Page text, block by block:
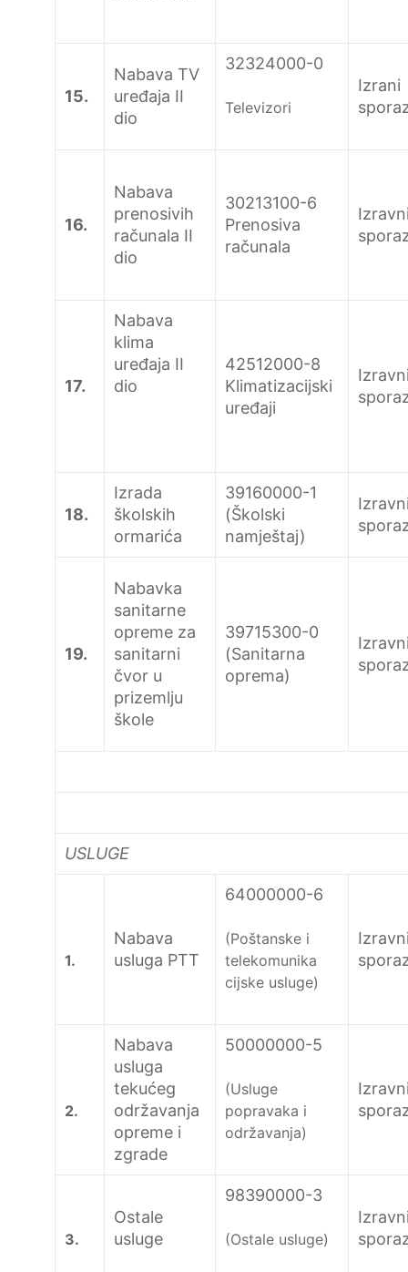
15.
Nabava TV
uređaja II
dio
32324000-0
Televizori
Izrani
16.
Nabava
prenosivih
računala II
dio
30213100-6
Prenosiva
računala
17.
Nabava
klima
uređaja II
dio
42512000-8
Klimatizacijski
uređaji
18.
Izrada
školskih
ormarića
39160000-1
(Školski
namještaj)
19.
Nabavka
sanitarne
opreme za
sanitarni
čvor u
prizemlju
škole
39715300-0
(Sanitarna
oprema)
USLUGE
1.
Nabava
usluga PTT
64000000-6
(Poštanske i
telekomunika
cijske usluge)
2.
Nabava
usluga
tekućeg
održavanja
opreme i
zgrade
50000000-5
(Usluge
popravaka i
održavanja)
3.
Ostale
usluge
98390000-3
(Ostale usluge)